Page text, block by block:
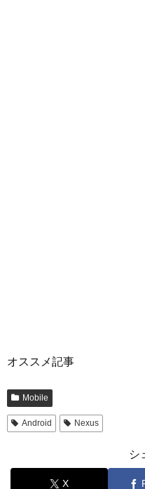
オススメ記事
Mobile
Android Nexus
シ
X